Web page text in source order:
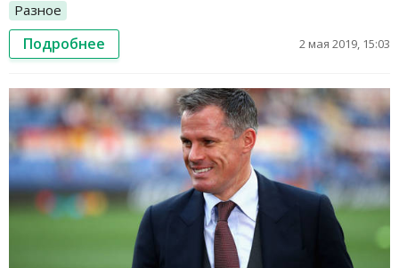
Разное
Подробнее 2 мая 2019, 15:03